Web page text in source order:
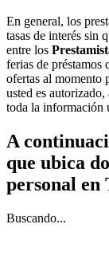
En general, los
tasas de interés sin
entre los
ferias de préstamos
ofertas al momento
usted es
toda la información
A
que ubica
personal en
Buscando...